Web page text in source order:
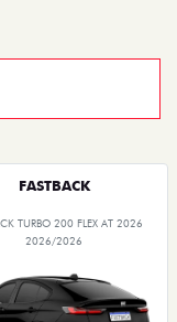
FASTBACK
TURBO 200 FLEX AT 2026
2026/2026